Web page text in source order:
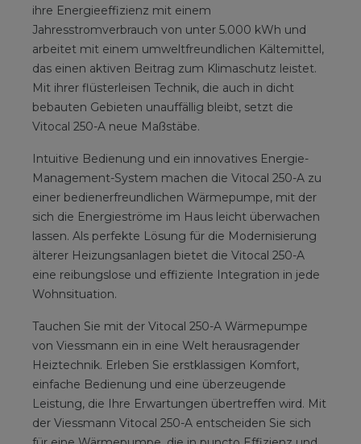
ihre Energieeffizienz mit einem
Jahresstromverbrauch von unter 5.000 kWh und
arbeitet mit einem umweltfreundlichen Kältemittel,
das einen aktiven Beitrag zum Klimaschutz leistet.
Mit ihrer flüsterleisen Technik, die auch in dicht
bebauten Gebieten unauffällig bleibt, setzt die
Vitocal 250-A neue Maßstäbe.
Intuitive Bedienung und ein innovatives Energie-
Management-System machen die Vitocal 250-A zu
einer bedienerfreundlichen Wärmepumpe, mit der
sich die Energieströme im Haus leicht überwachen
lassen. Als perfekte Lösung für die Modernisierung
älterer Heizungsanlagen bietet die Vitocal 250-A
eine reibungslose und effiziente Integration in jede
Wohnsituation.
Tauchen Sie mit der Vitocal 250-A Wärmepumpe
von Viessmann ein in eine Welt herausragender
Heiztechnik. Erleben Sie erstklassigen Komfort,
einfache Bedienung und eine überzeugende
Leistung, die Ihre Erwartungen übertreffen wird. Mit
der Viessmann Vitocal 250-A entscheiden Sie sich